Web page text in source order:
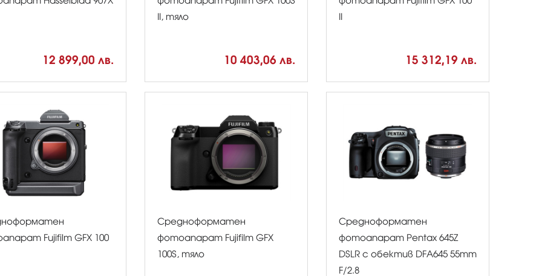
12 899,00 лв.
II, тяло
10 403,06 лв.
II
15 312,19 лв.
Fujifilm GFX 100
Средноформатен
фотоапарат Fujifilm GFX
100S, тяло
Средноформатен
фотоапарат Pentax 645Z
DSLR с обектив DFA645 55mm
F/2.8